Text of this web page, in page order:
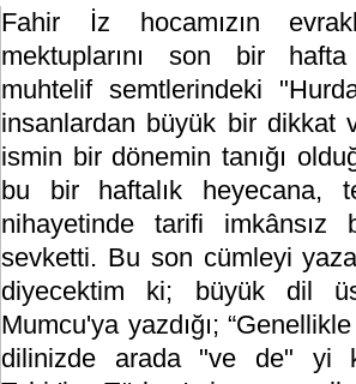
Fahir İz hocamızın
mektuplarını son bir
muhtelif semtlerindeki
insanlardan büyük bir dikkat
ismin bir dönemin tanığı
bu bir haftalık heyecana,
nihayetinde tarifi
sevketti. Bu son cümleyi
diyecektim ki; büyük dil
Mumcu'ya yazdığı;
dilinizde arada "ve de" yi